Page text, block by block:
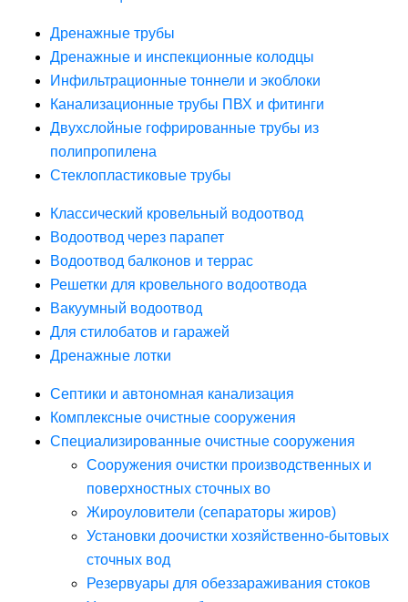
Дренажные трубы
Дренажные и инспекционные колодцы
Инфильтрационные тоннели и экоблоки
Канализационные трубы ПВХ и фитинги
Двухслойные гофрированные трубы из
полипропилена
Стеклопластиковые трубы
Классический кровельный водоотвод
Водоотвод через парапет
Водоотвод балконов и террас
Решетки для кровельного водоотвода
Вакуумный водоотвод
Для стилобатов и гаражей
Дренажные лотки
Септики и автономная канализация
Комплексные очистные сооружения
Специализированные очистные сооружения
Сооружения очистки производственных и
поверхностных сточных во
Жироуловители (сепараторы жиров)
Установки доочистки хозяйственно-бытовых
сточных вод
Резервуары для обеззараживания стоков